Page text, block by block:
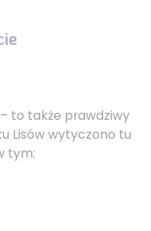
to także prawdziwy
Lisów wytyczono tu
tym: